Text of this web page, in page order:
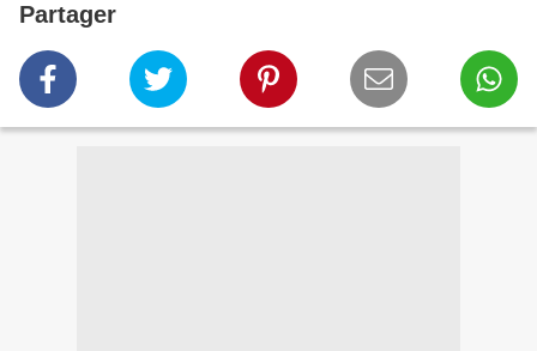
Partager